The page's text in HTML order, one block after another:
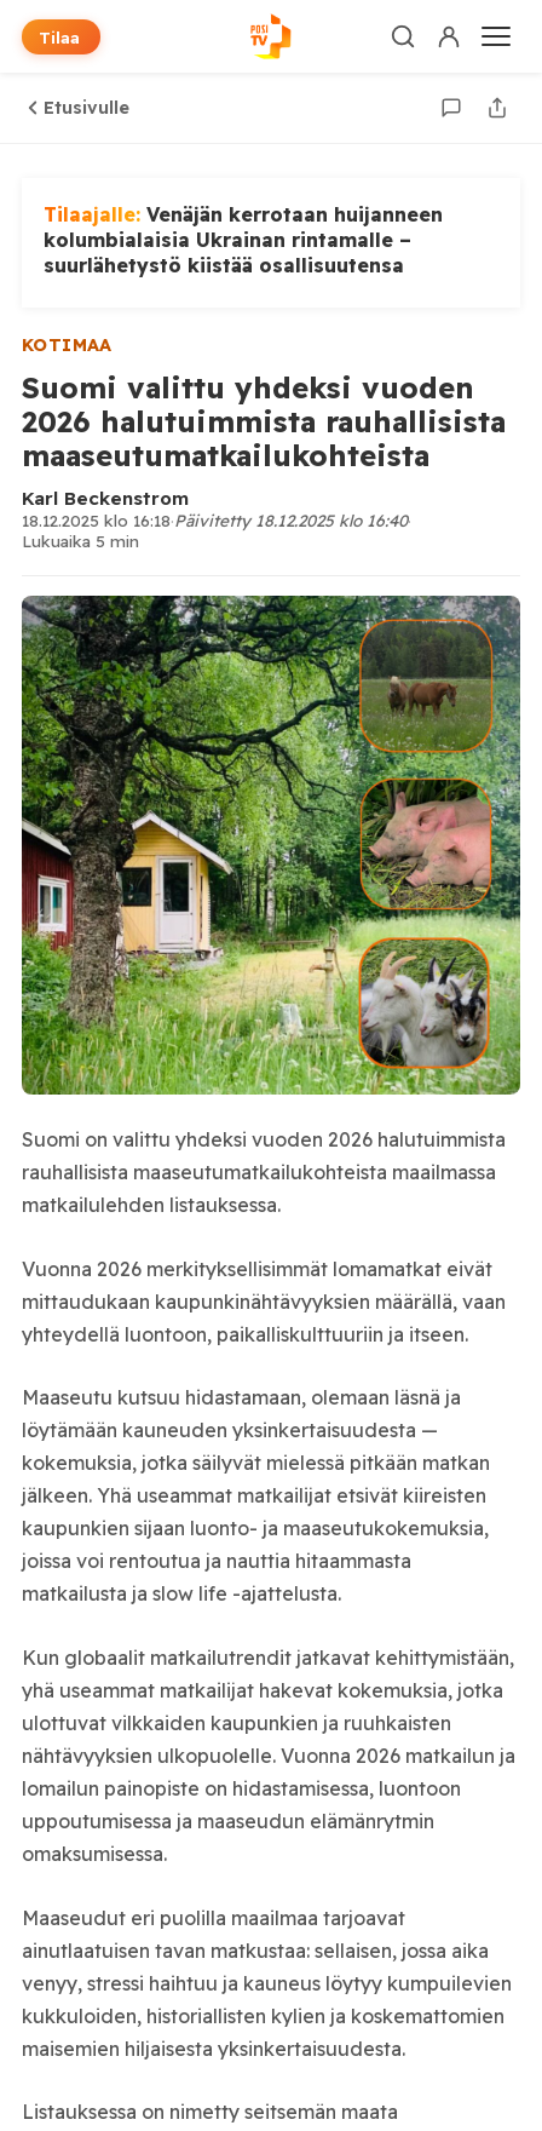
Tilaa
Etusivulle
Tilaajalle: Venäjän kerrotaan huijanneen
kolumbialaisia Ukrainan rintamalle –
suurlähetystö kiistää osallisuutensa
KOTIMAA
Suomi valittu yhdeksi vuoden
2026 halutuimmista rauhallisista
maaseutumatkailukohteista
Karl Beckenstrom
18.12.2025 klo 16:18·Päivitetty 18.12.2025 klo 16:40·
Lukuaika 5 min
Suomi on valittu yhdeksi vuoden 2026 halutuimmista
rauhallisista maaseutumatkailukohteista maailmassa
matkailulehden listauksessa.
Vuonna 2026 merkityksellisimmät lomamatkat eivät
mittaudukaan kaupunkinähtävyyksien määrällä, vaan
yhteydellä luontoon, paikalliskulttuuriin ja itseen.
Maaseutu kutsuu hidastamaan, olemaan läsnä ja
löytämään kauneuden yksinkertaisuudesta —
kokemuksia, jotka säilyvät mielessä pitkään matkan
jälkeen. Yhä useammat matkailijat etsivät kiireisten
kaupunkien sijaan luonto- ja maaseutukokemuksia,
joissa voi rentoutua ja nauttia hitaammasta
matkailusta ja slow life -ajattelusta.
Kun globaalit matkailutrendit jatkavat kehittymistään,
yhä useammat matkailijat hakevat kokemuksia, jotka
ulottuvat vilkkaiden kaupunkien ja ruuhkaisten
nähtävyyksien ulkopuolelle. Vuonna 2026 matkailun ja
lomailun painopiste on hidastamisessa, luontoon
uppoutumisessa ja maaseudun elämänrytmin
omaksumisessa.
Maaseudut eri puolilla maailmaa tarjoavat
ainutlaatuisen tavan matkustaa: sellaisen, jossa aika
venyy, stressi haihtuu ja kauneus löytyy kumpuilevien
kukkuloiden, historiallisten kylien ja koskemattomien
maisemien hiljaisesta yksinkertaisuudesta.
Listauksessa on nimetty seitsemän maata